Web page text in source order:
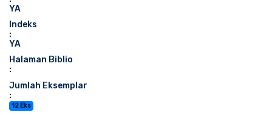
YA
Indeks
:
YA
Halaman Biblio
:
Jumlah Eksemplar
:
12 Eks